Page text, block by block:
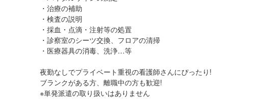
・治療の補助
・検査の説明
・採血・点滴・注射等の処置
・診察室のシーツ交換、フロアの清掃
・医療器具の消毒、洗浄…等
夜勤なしでプライベート重視の看護師さんにぴったり!
ブランクがある方、離職中の方も歓迎!
※単発派遣の取り扱いはありません